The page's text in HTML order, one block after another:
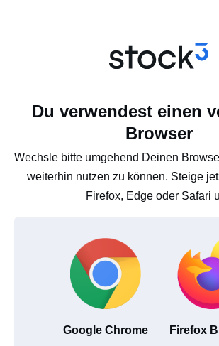
Du verwendest einen
Browser
Wechsle bitte umgehend Deinen
weiterhin nutzen zu können. Steige
Firefox, Edge oder Safari
Google Chrome Firefox